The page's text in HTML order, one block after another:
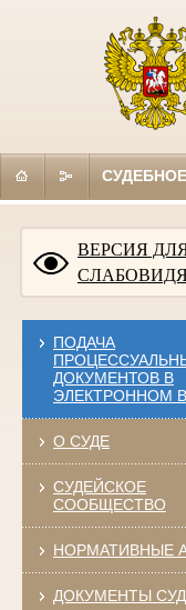
ВЕРСИЯ
ПОДАЧА
ДОКУМЕНТОВ В
ЭЛЕКТРОННОМ
О СУДЕ
СУДЕЙСКОЕ
СООБЩЕСТВО
НОРМАТИВНЫЕ
ДОКУМЕНТЫ